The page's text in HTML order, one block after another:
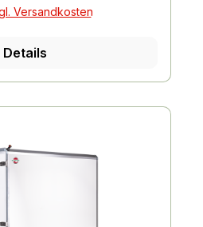
Versandkosten
Details